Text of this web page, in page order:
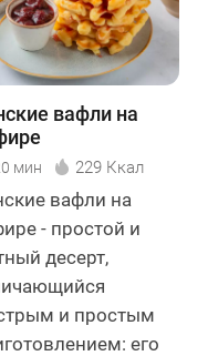
вафли на
мин 229 Ккал
вафли на
- простой и
десерт,
и простым
его